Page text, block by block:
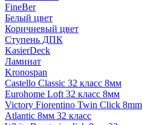
FineBer
Белый цвет
Коричневый цвет
Ступень ДПК
KasierDeck
Ламинат
Kronospan
Castello Classic 32 класс 8мм
Eurohome Loft 32 класс 8мм
Victory Fiorentino Twin Click
Atlantic 8мм 32 класс